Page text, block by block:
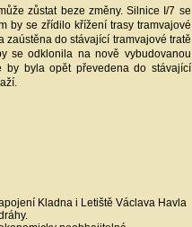
zůstat beze změny. Silnice I/7 se
by se zřídilo křížení trasy tramvajové
zaústěna do stávající tramvajové tratě
se odklonila na nově vybudovanou
by byla opět převedena do stávající
Kladna i Letiště Václava Havla